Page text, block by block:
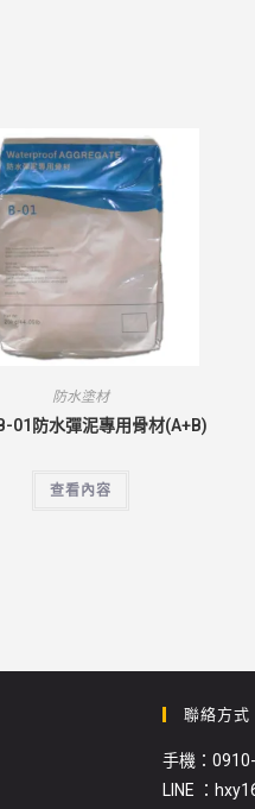
防水塗材
01防水彈泥專用骨材(A+B)
查看內容
聯絡方式
手機：
LINE ：